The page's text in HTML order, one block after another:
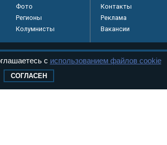
Фото
Регионы
Колумнисты
Контакты
Реклама
Вакансии
с использованием файлов cookie
СОГЛАСЕН